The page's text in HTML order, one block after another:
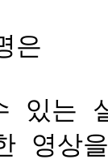
은
있는
영상